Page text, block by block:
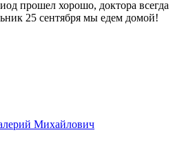
прошел хорошо, доктора всегда
25 сентября мы едем домой!
Михайлович